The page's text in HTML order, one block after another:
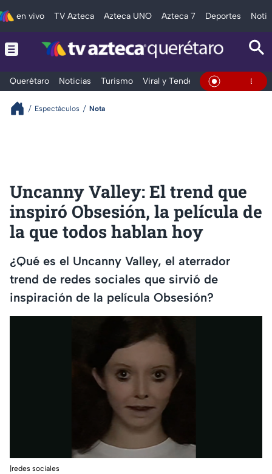
en vivo TV Azteca Azteca UNO Azteca 7 Deportes
Querétaro Noticias Turismo Viral y Tendencia Clima En Vivo
Espectáculos Nota
Uncanny Valley: El trend que
inspiró Obsesión, la película de
la que todos hablan hoy
¿Qué es el Uncanny Valley, el aterrador
trend de redes sociales que sirvió de
inspiración de la película Obsesión?
|redes sociales